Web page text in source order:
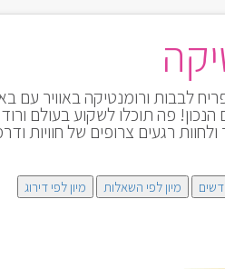
לבבות ורומנטיקה באוויר
פה תוכלו לשקוע בעולם
רגעים צרופים של חוויות
מיון לפי השאלות מיון לפי דירוג